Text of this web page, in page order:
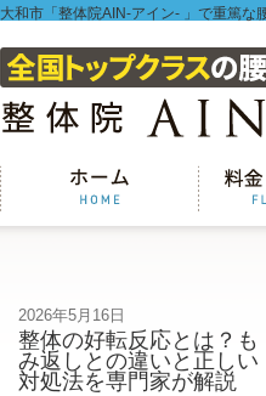
大和市「整体院AIN-アイン- 」で重篤な
2026年5月16日
整体の好転反応とは？も
み返しとの違いと正しい
対処法を専門家が解説